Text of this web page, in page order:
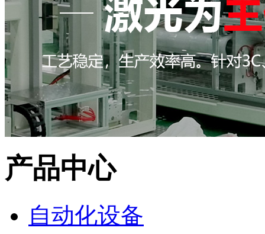
产品中心
自动化设备